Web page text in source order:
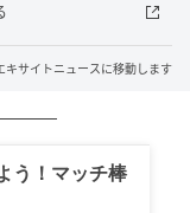
キサイトニュースに移動します
う！マッチ棒